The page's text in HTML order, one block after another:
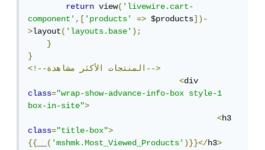
return view('livewire.cart-
component',['products' => $products])-
>layout('layouts.base');
}
}
<!--المنتجات
الأكثر
مشاهدة-->
<
class="wrap-show-advance-info-box style-1
box-in-site">
<
class="title-box">
{{
__('mshmk.Most_Viewed_Products')}}</h3>